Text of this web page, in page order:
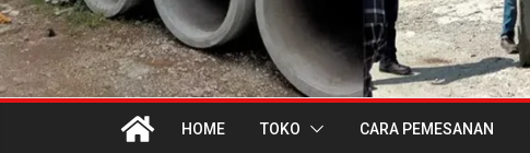
HOME TOKO CARA PEMESANAN